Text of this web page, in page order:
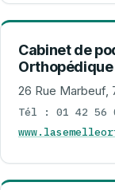
Cabinet de
Orthopédique
26 Rue Marbeuf,
Tél : 01 42 56